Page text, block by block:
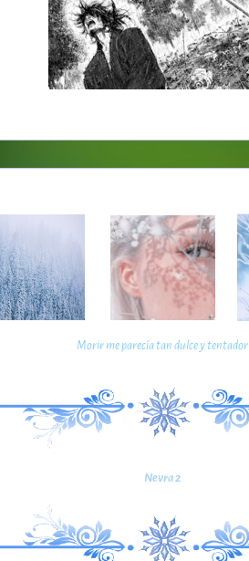
Morir me parecía tan dulce y tentador
Nevra 2